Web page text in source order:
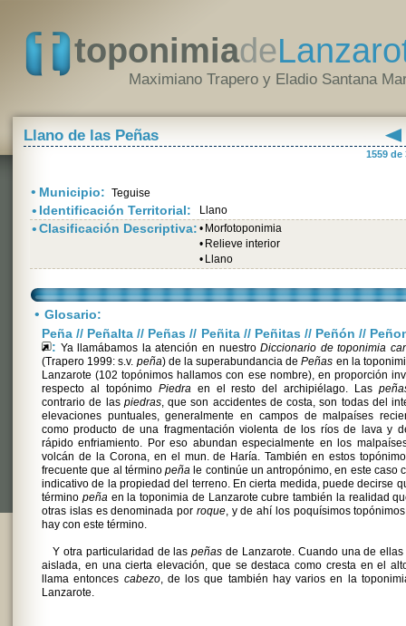
toponimiade
Maximiano Trapero y Eladio Santana
Llano de las Peñas
1559 de
• Municipio: Teguise
• Identificación Territorial: Llano
•Clasificación Descriptiva: • Morfotoponimia
• Relieve interior
• Llano
• Glosario:
Peña // Peñalta // Peñas // Peñita // Peñitas // Peñón //
: Ya llamábamos la atención en nuestroDiccionario de toponimia
(Trapero 1999: s.v. peña) de la superabundancia dePeñas en la
Lanzarote (102 topónimos hallamos con ese nombre), en proporción
respecto al topónimo Piedraen el resto del archipiélago. Las
contrario de las piedras, que son accidentes de costa, son todas del
elevaciones puntuales, generalmente en campos de malpaíses
como producto de una fragmentación violenta de los ríos de lava y
rápido enfriamiento. Por eso abundan especialmente en los
volcán de la Corona, en el mun. de Haría. También en estos
frecuente que al término peña le continúe un antropónimo, en este caso
indicativo de la propiedad del terreno. En cierta medida, puede decirse
término peñaen la toponimia de Lanzarote cubre también la realidad
otras islas es denominada por roque, y de ahí los poquísimos
hay con este término.
Y otra particularidad de laspeñas de Lanzarote. Cuando una de ellas
aislada, en una cierta elevación, que se destaca como cresta en el
llama entonces cabezo, de los que también hay varios en la
Lanzarote.